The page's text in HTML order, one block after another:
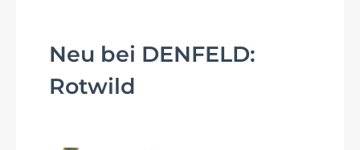
Neu bei DENFELD:
Rotwild